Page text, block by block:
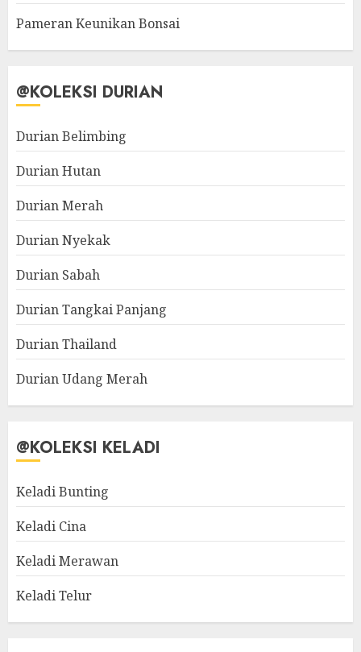
Pameran Keunikan Bonsai
@KOLEKSI DURIAN
Durian Belimbing
Durian Hutan
Durian Merah
Durian Nyekak
Durian Sabah
Durian Tangkai Panjang
Durian Thailand
Durian Udang Merah
@KOLEKSI KELADI
Keladi Bunting
Keladi Cina
Keladi Merawan
Keladi Telur